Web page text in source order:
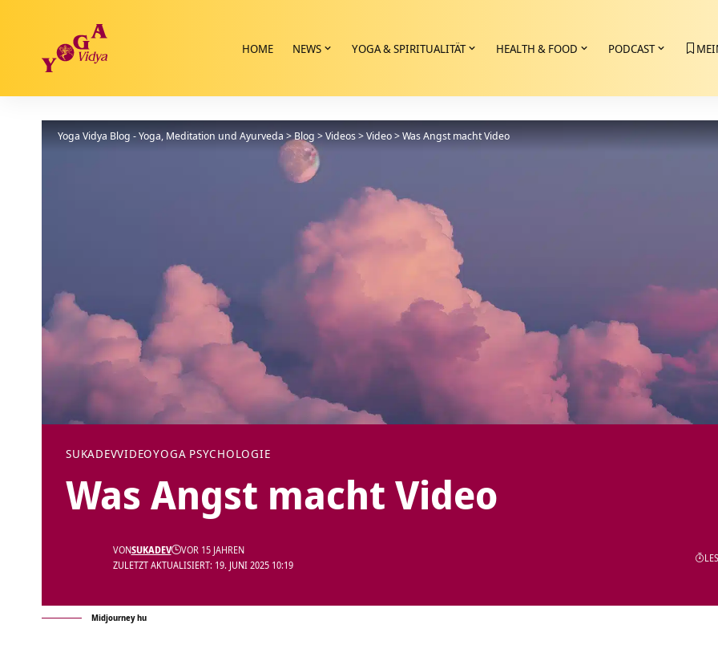
HOME NEWS YOGA & SPIRITUALITÄT HEALTH & FOOD PODCAST
Yoga Vidya Blog - Yoga, Meditation und Ayurveda >Blog >Videos>Video>Was Angst macht Video
SUKADEVVIDEOYOGA PSYCHOLOGIE
Was Angst macht Video
ZULETZT AKTUALISIERT: 19. JUNI 2025 10:19
VONSUKADEV VOR 15 JAHREN
Midjourney hu